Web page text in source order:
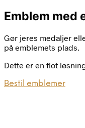
Emblem med
Gør jeres medaljer
på emblemets plads.
Dette er en flot
Bestil emblemer